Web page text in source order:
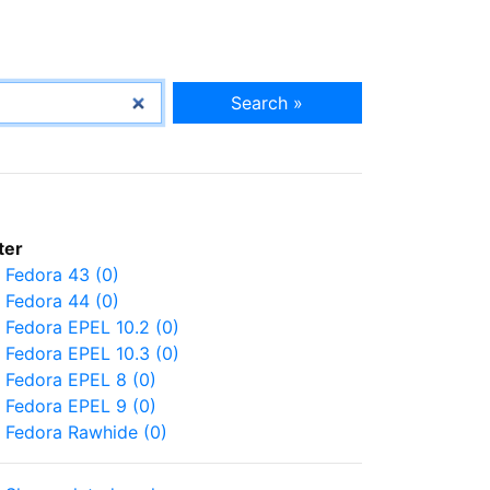
Search »
Fedora 43 (0)
Fedora 44 (0)
Fedora EPEL 10.2 (0)
Fedora EPEL 10.3 (0)
Fedora EPEL 8 (0)
Fedora EPEL 9 (0)
Fedora Rawhide (0)